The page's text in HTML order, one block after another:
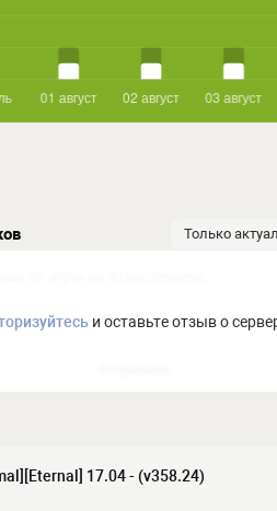
Только
и оставьте отзыв о
17.04 - (v358.24)